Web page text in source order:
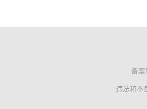
备案
违法和不